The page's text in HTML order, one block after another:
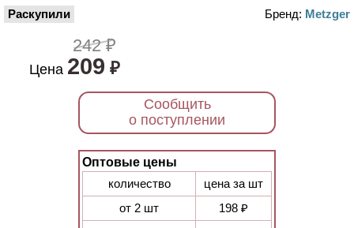
Раскупили Бренд: Metzger
242 ₽
Цена 209 ₽
Сообщить
о поступлении
Оптовые цены
количество
цена за шт
от 2 шт
198 ₽